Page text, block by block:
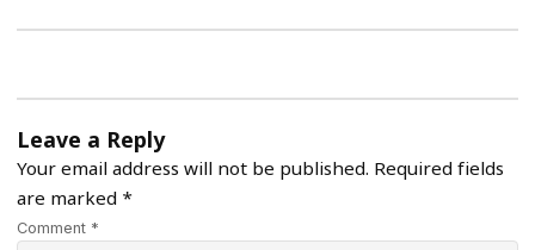
Leave a Reply
Your email address will not be published. Required fields
are marked *
Comment *